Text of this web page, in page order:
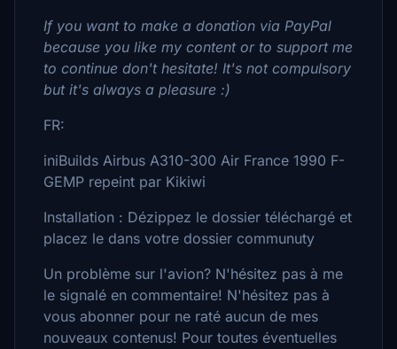
If you want to make a donation via PayPal
because you like my content or to support me
to continue don't hesitate! It's not compulsory
but it's always a pleasure :)
FR:
iniBuilds Airbus A310-300 Air France 1990 F-
GEMP repeint par Kikiwi
Installation : Dézippez le dossier téléchargé et
placez le dans votre dossier communuty
Un problème sur l'avion? N'hésitez pas à me
le signalé en commentaire! N'hésitez pas à
vous abonner pour ne raté aucun de mes
nouveaux contenus! Pour toutes éventuelles